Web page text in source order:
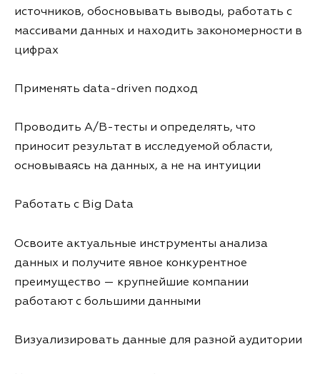
источников, обосновывать выводы, работать с
массивами данных и находить закономерности в
цифрах
Применять data-driven подход
Проводить A/B-тесты и определять, что
приносит результат в исследуемой области,
основываясь на данных, а не на интуиции
Работать с Big Data
Освоите актуальные инструменты анализа
данных и получите явное конкурентное
преимущество — крупнейшие компании
работают с большими данными
Визуализировать данные для разной аудитории